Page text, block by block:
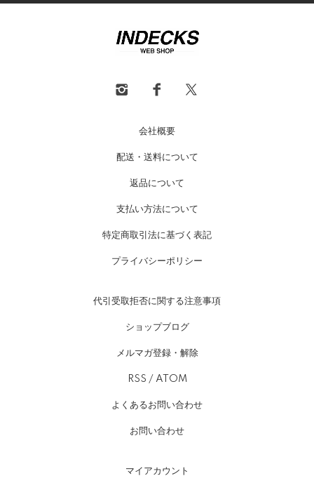
会社概要
配送・送料について
返品について
支払い方法について
特定商取引法に基づく表記
プライバシーポリシー
代引受取拒否に関する注意事項
ショップブログ
メルマガ登録・解除
RSS / ATOM
よくあるお問い合わせ
お問い合わせ
マイアカウント